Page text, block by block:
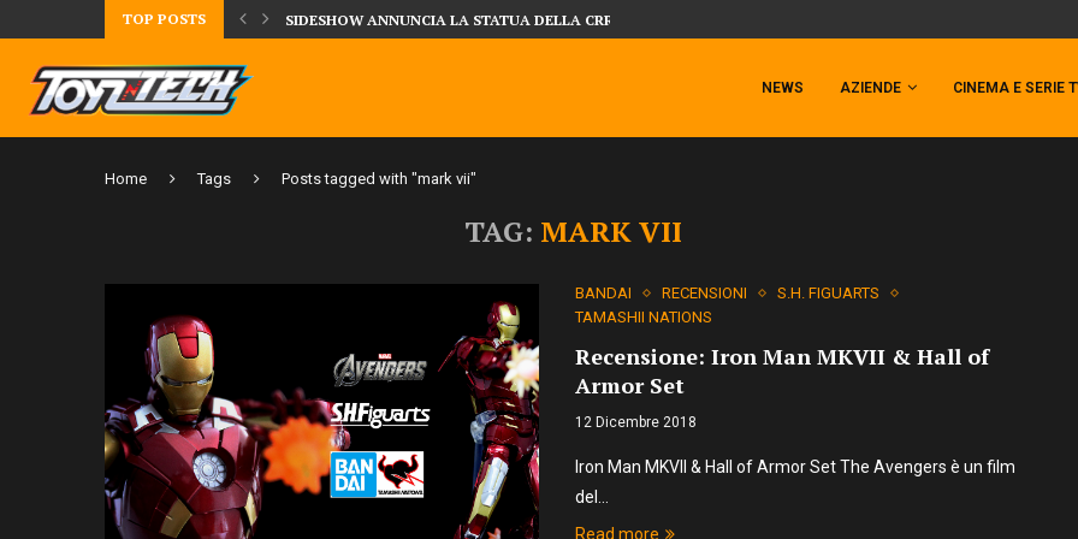
TOP POSTS
LA FIGURE DI IPPO MAKUNOUCHI! SIDESHOW ANNUNCIA LA STATUA DELLA CRRATURA DELLA LAGUNA...
NEWS AZIENDE CINEMA E SERIE
Home Tags Posts tagged with "mark vii"
TAG: MARK VII
BANDAI RECENSIONI
S.H. FIGUARTS
TAMASHII NATIONS
Recensione: Iron Man MKVII & Hall of
Armor Set
12 Dicembre 2018
Iron Man MKVII & Hall of Armor Set The Avengers è un film
del…
Read more